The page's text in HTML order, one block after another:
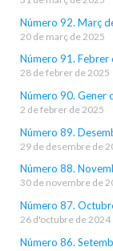
Número 92. Març
20 de març de 2025
Número 91. Febrer
28 de febrer de 2025
Número 90. Gener
2 de febrer de 2025
Número 89.
29 de desembre de
Número 88.
30 de novembre de
Número 87.
26 d'octubre de 2024
Número 86.